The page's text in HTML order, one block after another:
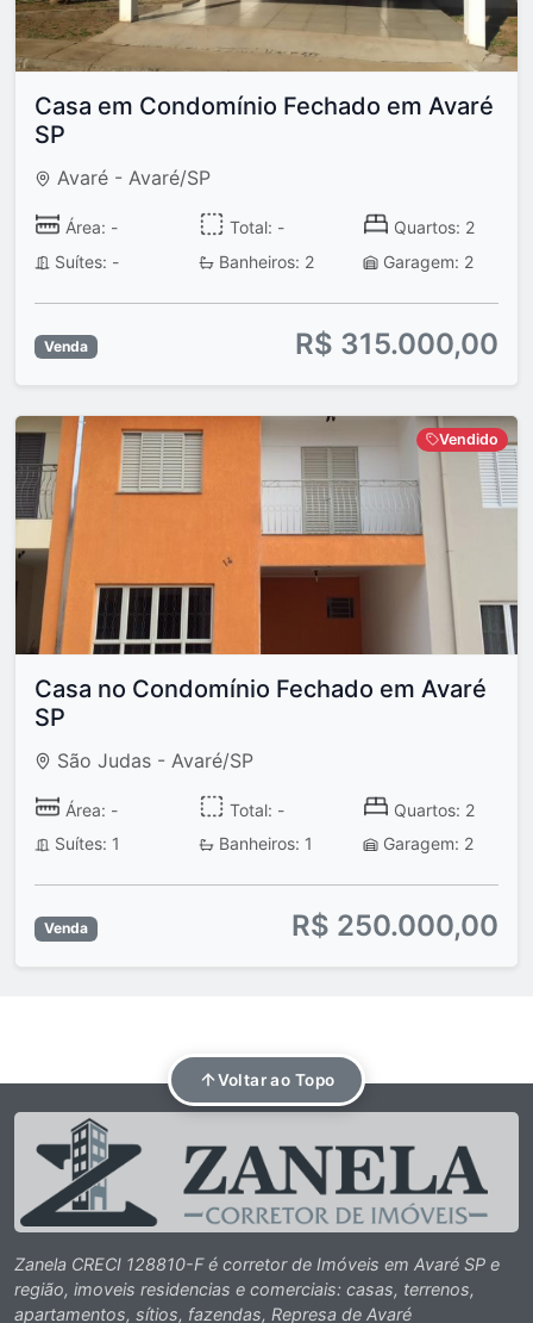
Casa em Condomínio Fechado em Avaré
SP
Avaré - Avaré/SP
Área: - Total: -
Quartos: 2
Suítes: -
Banheiros: 2 Garagem: 2
Venda R$ 315.000,00
Vendido
Casa no Condomínio Fechado em Avaré
SP
São Judas - Avaré/SP
Área: - Total: -
Quartos: 2
Suítes: 1
Banheiros: 1 Garagem: 2
Venda R$ 250.000,00
Voltar ao Topo
Zanela CRECI 128810-F é corretor de Imóveis em Avaré SP e
região, imoveis residencias e comerciais: casas, terrenos,
apartamentos, sítios, fazendas, Represa de Avaré